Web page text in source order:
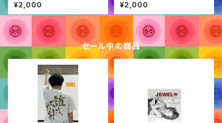
¥2,000 ¥2,000
セール中の商品